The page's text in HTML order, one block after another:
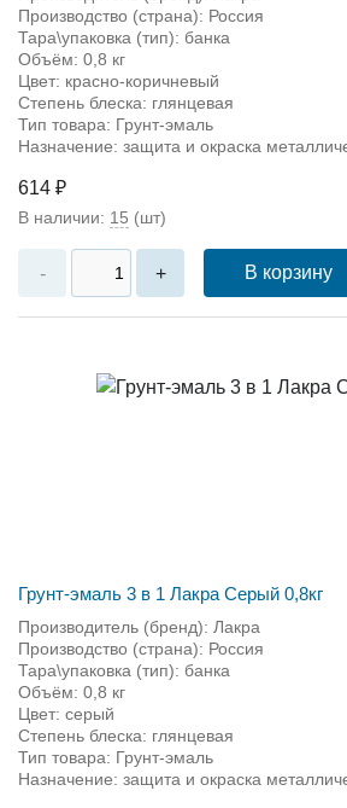
Производство (страна): Россия
Тара\упаковка (тип): банка
Объём: 0,8 кг
Цвет: красно-коричневый
Степень блеска: глянцевая
Тип товара: Грунт-эмаль
Назначение: защита и окраска
614 ₽
В наличии: 15 (шт)
- + В корзину
Грунт-эмаль 3 в 1 Лакра Серый 0,8кг
Производитель (бренд): Лакра
Производство (страна): Россия
Тара\упаковка (тип): банка
Объём: 0,8 кг
Цвет: серый
Степень блеска: глянцевая
Тип товара: Грунт-эмаль
Назначение: защита и окраска